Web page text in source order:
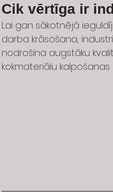
Cik vērtīga ir
Lai gan sākotnējā
darba krāsošana,
nodrošina augstāku
kokmateriālu kalpošanas